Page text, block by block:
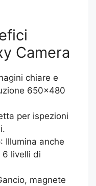
Camera
chiare e
650×480
per ispezioni
: Illumina anche
6 livelli di
magnete